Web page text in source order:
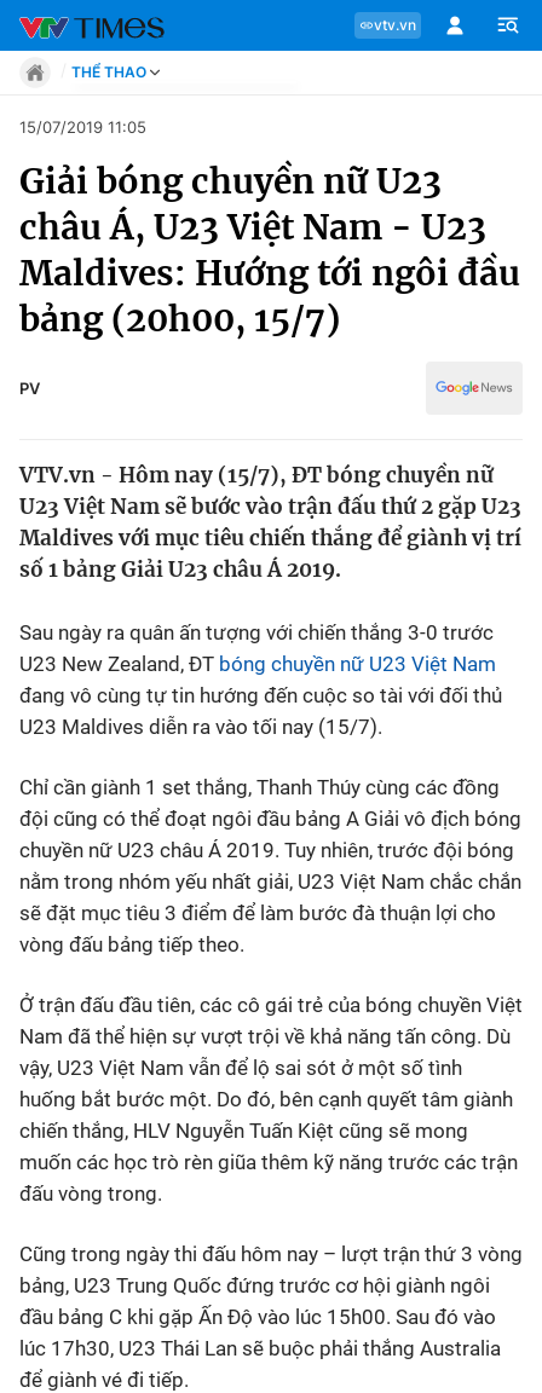
vtv.vn
Chuyên mục
Tin tức
Move
Phong cách
Sự kiện
Thể thao Điện tử
Các môn khác
VIDEO
Bên lề
THỂ THAO
Move
Phong cách
Chân dung
Sự kiện
Bóng đá
Các môn khác
15/07/2019 11:05
Giải bóng chuyền nữ U23
châu Á, U23 Việt Nam - U23
Maldives: Hướng tới ngôi đầu
bảng (20h00, 15/7)
PV
VTV.vn - Hôm nay (15/7), ĐT bóng chuyền nữ
U23 Việt Nam sẽ bước vào trận đấu thứ 2 gặp U23
Maldives với mục tiêu chiến thắng để giành vị trí
số 1 bảng Giải U23 châu Á 2019.
Sau ngày ra quân ấn tượng với chiến thắng 3-0 trước
U23 New Zealand, ĐT bóng chuyền nữ U23 Việt Nam
đang vô cùng tự tin hướng đến cuộc so tài với đối thủ
U23 Maldives diễn ra vào tối nay (15/7).
Chỉ cần giành 1 set thắng, Thanh Thúy cùng các đồng
đội cũng có thể đoạt ngôi đầu bảng A Giải vô địch bóng
chuyền nữ U23 châu Á 2019. Tuy nhiên, trước đội bóng
nằm trong nhóm yếu nhất giải, U23 Việt Nam chắc chắn
sẽ đặt mục tiêu 3 điểm để làm bước đà thuận lợi cho
vòng đấu bảng tiếp theo.
Ở trận đấu đầu tiên, các cô gái trẻ của bóng chuyền Việt
Nam đã thể hiện sự vượt trội về khả năng tấn công. Dù
vậy, U23 Việt Nam vẫn để lộ sai sót ở một số tình
huống bắt bước một. Do đó, bên cạnh quyết tâm giành
chiến thắng, HLV Nguyễn Tuấn Kiệt cũng sẽ mong
muốn các học trò rèn giũa thêm kỹ năng trước các trận
đấu vòng trong.
Cũng trong ngày thi đấu hôm nay – lượt trận thứ 3 vòng
bảng, U23 Trung Quốc đứng trước cơ hội giành ngôi
đầu bảng C khi gặp Ấn Độ vào lúc 15h00. Sau đó vào
lúc 17h30, U23 Thái Lan sẽ buộc phải thắng Australia
để giành vé đi tiếp.